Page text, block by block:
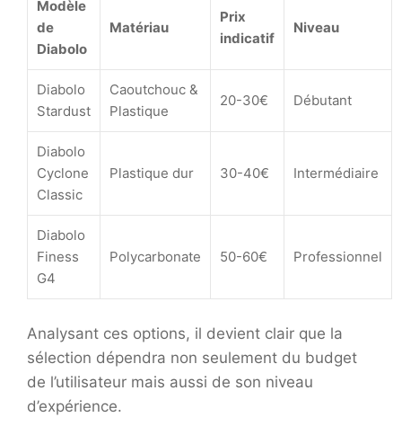
Modèle
de
Diabolo
Matériau
Prix
indicatif
Niveau
Diabolo
Stardust
Caoutchouc &
Plastique
20-30€ Débutant
Diabolo
Cyclone
Classic
Plastique dur 30-40€ Intermédiaire
Diabolo
Finess
G4
Polycarbonate 50-60€ Professionnel
Analysant ces options, il devient clair que la
sélection dépendra non seulement du budget
de l’utilisateur mais aussi de son niveau
d’expérience.